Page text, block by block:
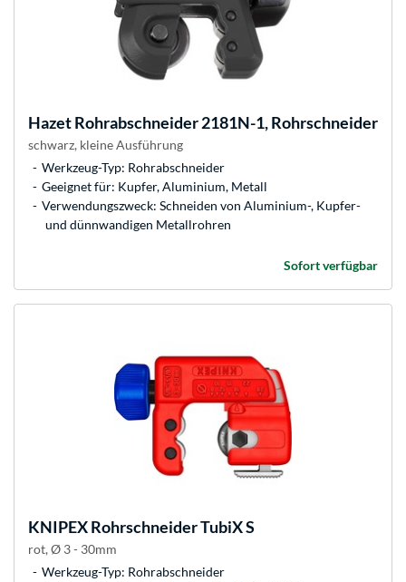
HazetRohrabschneider 2181N-1, Rohrschneider
schwarz, kleine Ausführung
Werkzeug-Typ: Rohrabschneider
Geeignet für: Kupfer, Aluminium, Metall
Verwendungszweck: Schneiden von Aluminium-, Kupfer-
und dünnwandigen Metallrohren
Sofort verfügbar
KNIPEXRohrschneider TubiX S
rot, Ø 3 - 30mm
Werkzeug-Typ: Rohrabschneider